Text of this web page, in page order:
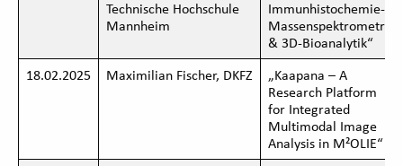
Technische Hochschule
Mannheim
Immunhistochemie-
Massenspektrometrie
& 3D-Bioanalytik“
18.02.2025 Maximilian Fischer, DKFZ
„Kaapana – A
Research Platform
for Integrated
Multimodal Image
Analysis in M²OLIE“